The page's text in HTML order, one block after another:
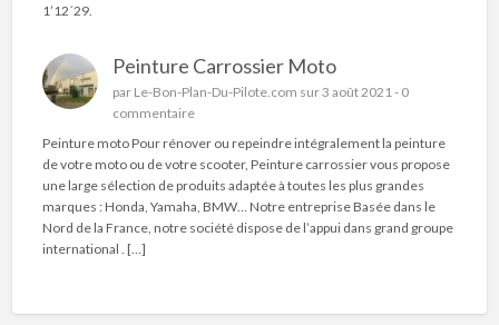
1’12´29.
Peinture Carrossier Moto
par Le-Bon-Plan-Du-Pilote.com sur 3 août 2021 - 0
commentaire
Peinture moto Pour rénover ou repeindre intégralement la peinture
de votre moto ou de votre scooter, Peinture carrossier vous propose
une large sélection de produits adaptée à toutes les plus grandes
marques : Honda, Yamaha, BMW… Notre entreprise Basée dans le
Nord de la France, notre société dispose de l’appui dans grand groupe
international . […]